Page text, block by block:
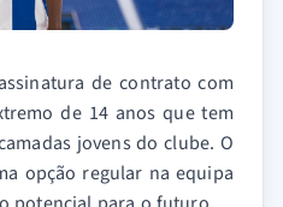
de contrato com
de 14 anos que tem
jovens do clube. O
opção regular na equipa